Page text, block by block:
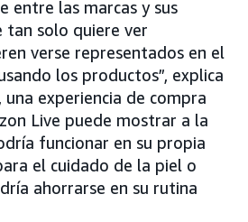
entre las marcas y sus
tan solo quiere ver
verse representados en el
los productos”, explica
experiencia de compra
Live puede mostrar a la
funcionar en su propia
el cuidado de la piel o
ahorrarse en su rutina